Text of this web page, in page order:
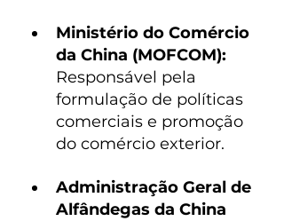
Ministério do Comércio
da China (MOFCOM):
Responsável pela
formulação de políticas
comerciais e promoção
do comércio exterior.
Administração Geral de
Alfândegas da China